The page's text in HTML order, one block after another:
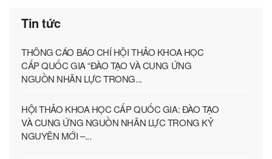
Tin tức
THÔNG CÁO BÁO CHÍ HỘI THẢO KHOA HỌC
CẤP QUỐC GIA “ĐÀO TẠO VÀ CUNG ỨNG
NGUỒN NHÂN LỰC TRONG...
HỘI THẢO KHOA HỌC CẤP QUỐC GIA: ĐÀO TẠO
VÀ CUNG ỨNG NGUỒN NHÂN LỰC TRONG KỶ
NGUYÊN MỚI –...